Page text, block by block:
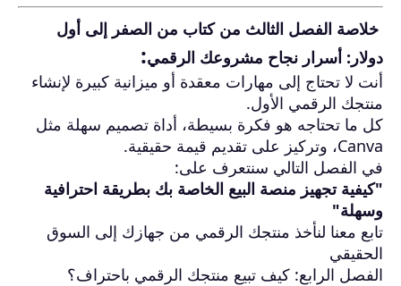
خلاصة الفصل الثالث من كتاب من الصفر إلى أول
دولار: أسرار نجاح مشروعك الرقمي:
أنت لا تحتاج إلى مهارات معقدة أو ميزانية كبيرة لإنشاء
منتجك الرقمي الأول.
كل ما تحتاجه هو فكرة بسيطة، أداة تصميم سهلة مثل
Canva، وتركيز على تقديم قيمة حقيقية.
في الفصل التالي سنتعرف على:
"كيفية تجهيز منصة البيع الخاصة بك بطريقة احترافية
وسهلة"
تابع معنا لنأخذ منتجك الرقمي من جهازك إلى السوق
الحقيقي
الفصل الرابع: كيف تبيع منتجك الرقمي باحتراف؟